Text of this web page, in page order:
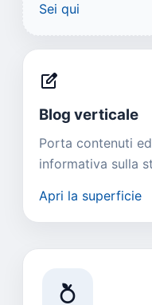
Sei qui
edit_square
Blog verticale
Porta contenuti
informativa sulla
Apri la superficie
nutrition